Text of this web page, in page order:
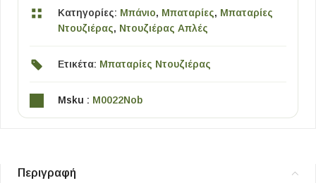
Κατηγορίες: Μπάνιο, Μπαταρίες, Μπαταρίες
Ντουζιέρας, Ντουζιέρας Απλές
Ετικέτα: Μπαταρίες Ντουζιέρας
Msku : M0022Nob
Περιγραφή